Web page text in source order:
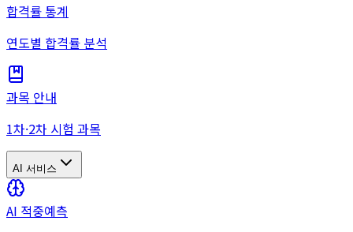
합격률 통계
연도별 합격률 분석
과목 안내
1차·2차 시험 과목
AI 서비스
AI 적중예측